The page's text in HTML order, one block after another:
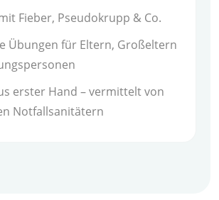
Fieber, Pseudokrupp & Co.
Übungen für Eltern, Großeltern
erster Hand – vermittelt von
Notfallsanitätern